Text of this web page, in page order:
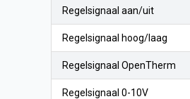
Regelsignaal aan/uit
Regelsignaal hoog/laag
Regelsignaal OpenTherm
Regelsignaal 0-10V